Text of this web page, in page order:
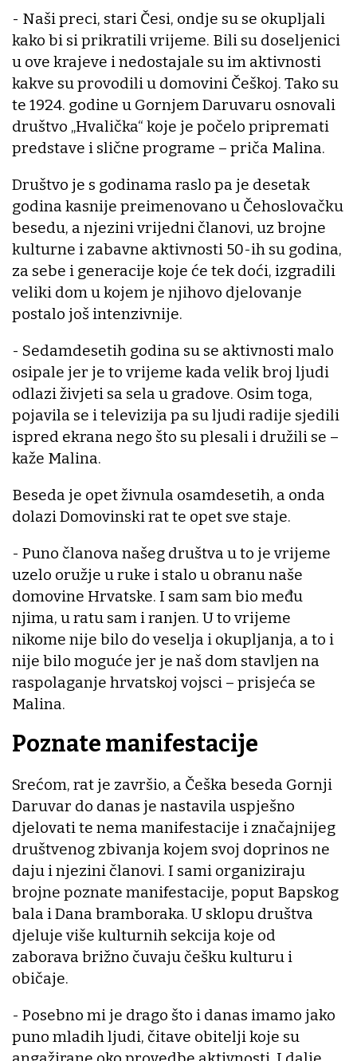
- Naši preci, stari Česi, ondje su se okupljali
kako bi si prikratili vrijeme. Bili su doseljenici
u ove krajeve i nedostajale su im aktivnosti
kakve su provodili u domovini Češkoj. Tako su
te 1924. godine u Gornjem Daruvaru osnovali
društvo „Hvalička“ koje je počelo pripremati
predstave i slične programe – priča Malina.
Društvo je s godinama raslo pa je desetak
godina kasnije preimenovano u Čehoslovačku
besedu, a njezini vrijedni članovi, uz brojne
kulturne i zabavne aktivnosti 50-ih su godina,
za sebe i generacije koje će tek doći, izgradili
veliki dom u kojem je njihovo djelovanje
postalo još intenzivnije.
- Sedamdesetih godina su se aktivnosti malo
osipale jer je to vrijeme kada velik broj ljudi
odlazi živjeti sa sela u gradove. Osim toga,
pojavila se i televizija pa su ljudi radije sjedili
ispred ekrana nego što su plesali i družili se –
kaže Malina.
Beseda je opet živnula osamdesetih, a onda
dolazi Domovinski rat te opet sve staje.
- Puno članova našeg društva u to je vrijeme
uzelo oružje u ruke i stalo u obranu naše
domovine Hrvatske. I sam sam bio među
njima, u ratu sam i ranjen. U to vrijeme
nikome nije bilo do veselja i okupljanja, a to i
nije bilo moguće jer je naš dom stavljen na
raspolaganje hrvatskoj vojsci – prisjeća se
Malina.
Poznate manifestacije
Srećom, rat je završio, a Češka beseda Gornji
Daruvar do danas je nastavila uspješno
djelovati te nema manifestacije i značajnijeg
društvenog zbivanja kojem svoj doprinos ne
daju i njezini članovi. I sami organiziraju
brojne poznate manifestacije, poput Bapskog
bala i Dana bramboraka. U sklopu društva
djeluje više kulturnih sekcija koje od
zaborava brižno čuvaju češku kulturu i
običaje.
- Posebno mi je drago što i danas imamo jako
puno mladih ljudi, čitave obitelji koje su